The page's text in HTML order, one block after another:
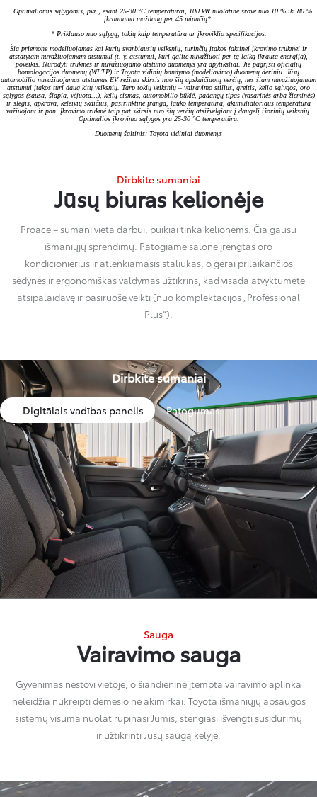
Optimaliomis sąlygomis, pvz., esant 25-30 °C temperatūrai, 100 kW nuolatine srove nuo 10 % iki 80 %
įkraunama maždaug per 45 minučių*.
* Priklauso nuo sąlygų, tokių kaip temperatūra ar įkroviklio specifikacijos.
Šia priemone modeliuojamas kai kurių svarbiausių veiksnių, turinčių įtakos faktinei įkrovimo trukmei ir
atstatytam nuvažiuojamam atstumui (t. y. atstumui, kurį galite nuvažiuoti per tą laiką įkrauta energija),
poveikis. Nurodyti trukmės ir nuvažiuojamo atstumo duomenys yra apytiksliai. Jie pagrįsti oficialių
homologacijos duomenų (WLTP) ir Toyota vidinių bandymo (modeliavimo) duomenų deriniu. Jūsų
automobilio nuvažiuojamas atstumas EV režimu skirsis nuo šių apskaičiuotų verčių, nes šiam nuvažiuojamam
atstumui įtakos turi daug kitų veiksnių. Tarp tokių veiksnių – vairavimo stilius, greitis, kelio sąlygos, oro
sąlygos (sausa, šlapia, vėjuota…), kelių eismas, automobilio būklė, padangų tipas (vasarinės arba žieminės)
ir slėgis, apkrova, keleivių skaičius, pasirinktinė įranga, lauko temperatūra, akumuliatoriaus temperatūra
važiuojant ir pan. Įkrovimo trukmė taip pat skirsis nuo šių verčių atsižvelgiant į daugelį išorinių veiksnių.
Optimalios įkrovimo sąlygos yra 25-30 °C temperatūra.
Duomenų šaltinis: Toyota vidiniai duomenys
Dirbkite sumaniai
Jūsų biuras kelionėje
Proace – sumani vieta darbui, puikiai tinka kelionėms. Čia gausu
išmaniųjų sprendimų. Patogiame salone įrengtas oro
kondicionierius ir atlenkiamasis staliukas, o gerai prilaikančios
sėdynės ir ergonomiškas valdymas užtikrins, kad visada atvyktumėte
atsipalaidavę ir pasiruošę veikti (nuo komplektacijos „Professional
Plus“).
Dirbkite sumaniai
Digitālais vadības panelis Patogumas
Sauga
Vairavimo sauga
Gyvenimas nestovi vietoje, o šiandieninė įtempta vairavimo aplinka
neleidžia nukreipti dėmesio nė akimirkai. Toyota išmaniųjų apsaugos
sistemų visuma nuolat rūpinasi Jumis, stengiasi išvengti susidūrimų
ir užtikrinti Jūsų saugą kelyje.